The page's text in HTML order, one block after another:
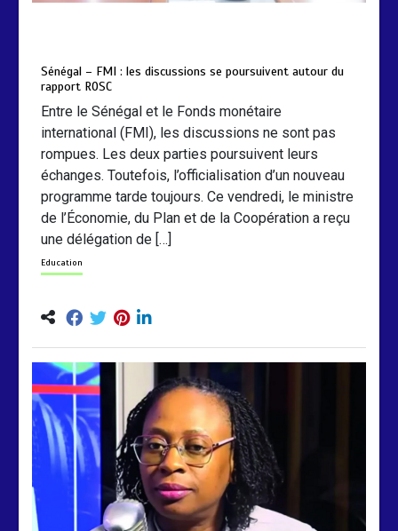
Sénégal – FMI : les discussions se poursuivent autour du
rapport ROSC
Entre le Sénégal et le Fonds monétaire
international (FMI), les discussions ne sont pas
rompues. Les deux parties poursuivent leurs
échanges. Toutefois, l’officialisation d’un nouveau
programme tarde toujours. Ce vendredi, le ministre
de l’Économie, du Plan et de la Coopération a reçu
une délégation de […]
Education